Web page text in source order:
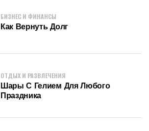
БИЗНЕС И ФИНАНСЫ
Как Вернуть Долг
ОТДЫХ И РАЗВЛЕЧЕНИЯ
Шары С Гелием Для Любого
Праздника